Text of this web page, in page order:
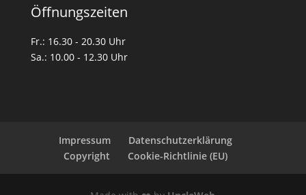
Öffnungszeiten
Fr.: 16.30 - 20.30 Uhr
Sa.: 10.00 - 12.30 Uhr
Impressum
Datenschutzerklärung
Copyright
Cookie-Richtlinie (EU)